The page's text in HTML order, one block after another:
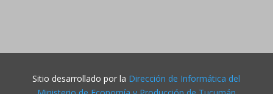
Sitio desarrollado por la Dirección de Informática del